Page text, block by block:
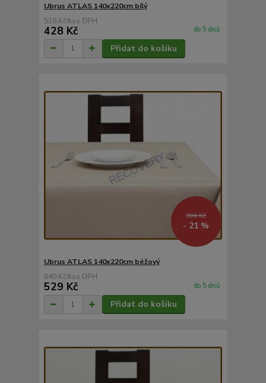
Ubrus ATLAS 140x220cm bílý
518 Kč/ks
428 Kč do 5 dnů
Přidat do košíku
806 Kč
- 21 %
Ubrus ATLAS 140x220cm béžový
640 Kč/ks
529 Kč do 5 dnů
Přidat do košíku